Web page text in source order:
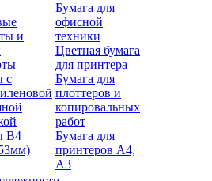
и
с
В4
Бумага для
офисной
техники
Цветная бумага
для принтера
Бумага для
плоттеров и
копировальных
работ
Бумага для
принтеров А4,
А3